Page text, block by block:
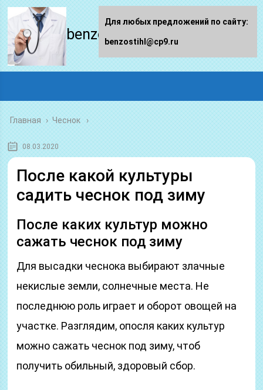
benzostihl.ru
Главная › Чеснок
08.03.2020
После какой культуры
садить чеснок под зиму
После каких культур можно
сажать чеснок под зиму
Для высадки чеснока выбирают злачные
некислые земли, солнечные места. Не
последнюю роль играет и оборот овощей на
участке. Разглядим, опосля каких культур
можно сажать чеснок под зиму, чтоб
получить обильный, здоровый сбор.
Для любых предложений по сайту:
benzostihl@cp9.ru